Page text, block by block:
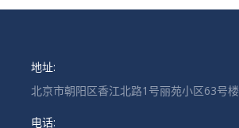
地址:
北京市朝阳区香江北路1号丽苑小区63号楼
电话: